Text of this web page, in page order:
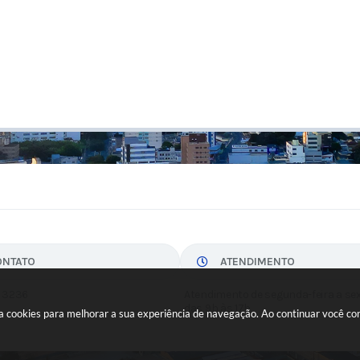
para melhorar a sua experiência de navegação. Ao continuar você
ATENDIMENTO
das 9h às 17h